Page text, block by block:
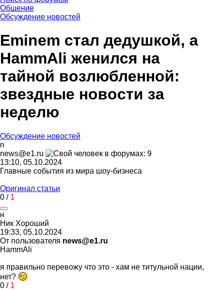
Общение
Обсуждение новостей
Eminem стал дедушкой, а
HammAli женился на
тайной возлюбленной:
звездные новости за
неделю
Обсуждение новостей
n
news@e1.ru
13:10, 05.10.2024
Главные события из мира шоу-бизнеса
Оригинал статьи
0 / 1
н
Ник Хороший
19:33, 05.10.2024
От пользователя news@e1.ru
HammAli
я правильно перевожу что это - хам не титульной нации,
нет?
0 / 1